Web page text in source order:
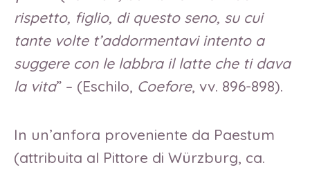
rispetto, figlio, di questo seno, su cui
tante volte t’addormentavi intento a
suggere con le labbra il latte che ti dava
la vita” – (Eschilo, Coefore, vv. 896-898).
In un’anfora proveniente da Paestum
(attribuita al Pittore di Würzburg, ca.